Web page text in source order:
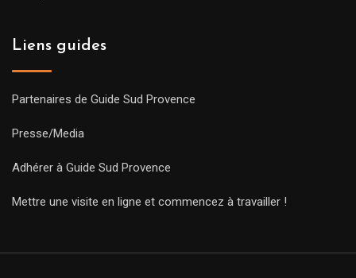
Liens guides
Partenaires de Guide Sud Provence
Presse/Media
Adhérer à Guide Sud Provence
Mettre une visite en ligne et commencez à travailler !